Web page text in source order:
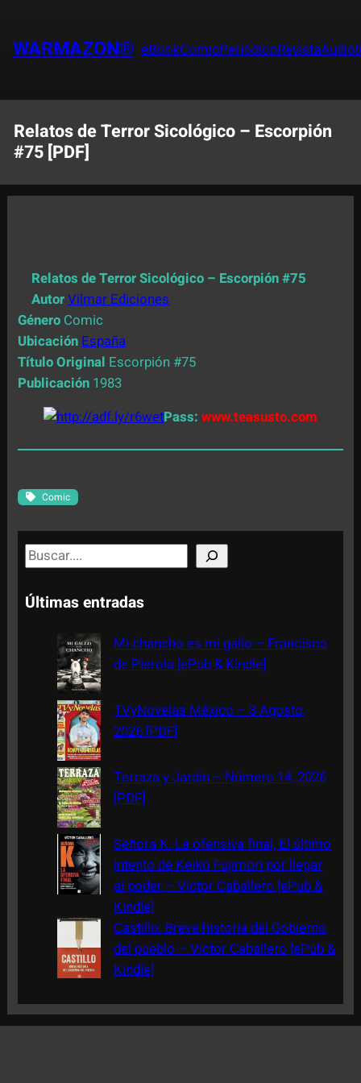
contenido
WARMAZON® eBookComicPeriódicoRevista
Relatos de Terror Sicológico – Escorpión
#75 [PDF]
Relatos de Terror Sicológico – Escorpión #75
AutorVilmar Ediciones
Género Comic
Ubicación España
Título Original Escorpión #75
Publicación 1983
Pass: www.teasusto.com
Comic
S
e
a
Últimas entradas
Mi chancho es mi gallo – Francisco
de Piérola [ePub & Kindle]
TVyNovelas México – 3 Agosto,
2026 [PDF]
Terraza y Jardín – Número 14, 2026
[PDF]
Señora K. La ofensiva final, El último
intento de Keiko Fujimori por llegar
al poder – Víctor Caballero [ePub &
Kindle]
Castillo: Breve historia del Gobierno
del pueblo – Víctor Caballero [ePub &
Kindle]